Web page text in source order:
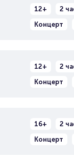
12+
2
Концерт
12+
2
Концерт
16+
2
Концерт